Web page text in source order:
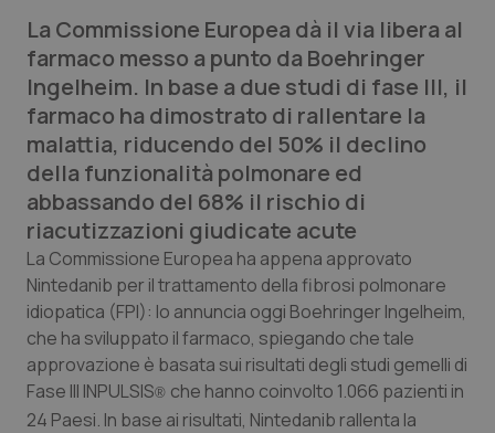
Lettere al direttore
Edizioni Regionali
QS Pro
Professionisti Sanitari.AI
Abruzzo
Basilicata
Calabria
Campania
QS Pro Gold
Artrite & artrosi
Asma & BPCO
Car-T
QS Club Newsletter
La Commissione Europea dà il via libera al
farmaco messo a punto da Boehringer
Ingelheim. In base a due studi di fase III, il
farmaco ha dimostrato di rallentare la
malattia, riducendo del 50% il declino
della funzionalità polmonare ed
abbassando del 68% il rischio di
riacutizzazioni giudicate acute
La Commissione Europea ha appena approvato
Nintedanib per il trattamento della fibrosi polmonare
idiopatica (FPI): lo annuncia oggi Boehringer Ingelheim,
che ha sviluppato il farmaco, spiegando che tale
approvazione è basata sui risultati degli studi gemelli di
Fase III INPULSIS® che hanno coinvolto 1.066 pazienti in
24 Paesi. In base ai risultati, Nintedanib rallenta la